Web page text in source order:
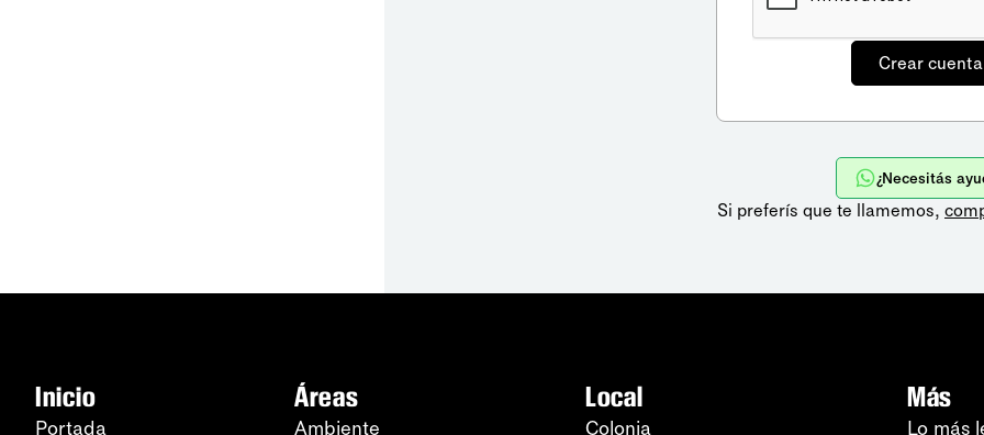
¿Necesitás
Si preferís que te llamemos,
Inicio
Portada
Áreas
Ambiente
Local
Colonia
Más
Lo más